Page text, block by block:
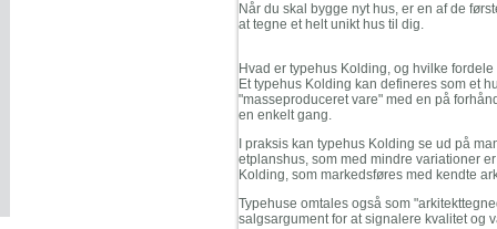
Når du skal bygge nyt hus, er en af de
at tegne et helt unikt hus til dig.
Hvad er typehus Kolding, og hvilke
Et typehus Kolding kan defineres som et
"masseproduceret vare" med en på
en enkelt gang.
I praksis kan typehus Kolding se ud på
etplanshus, som med mindre variationer
Kolding, som markedsføres med kendte
Typehuse omtales også som
salgsargument for at signalere kvalitet og